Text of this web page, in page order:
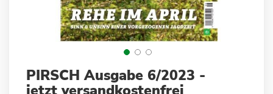
Anfang
der
PIRSCH Ausgabe 6/2023 -